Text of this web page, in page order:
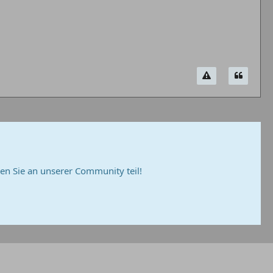
Sie an unserer Community teil!